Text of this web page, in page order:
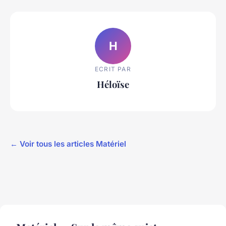
H
ECRIT PAR
Héloïse
← Voir tous les articles Matériel